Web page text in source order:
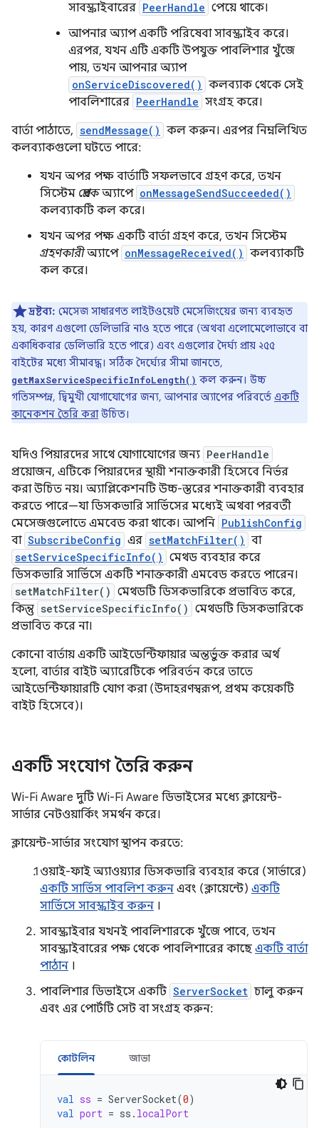
সাবস্ক্রাইবারের PeerHandle পেয়ে থাকে।
আপনার অ্যাপ একটি পরিষেবা সাবস্ক্রাইব করে।
এরপর, যখন এটি একটি উপযুক্ত পাবলিশার খুঁজে
পায়, তখন আপনার অ্যাপ
onServiceDiscovered() কলব্যাক থেকে সেই
পাবলিশারের PeerHandle সংগ্রহ করে।
বার্তা পাঠাতে, sendMessage() কল করুন। এরপর নিম্নলিখিত
কলব্যাকগুলো ঘটতে পারে:
যখন অপর পক্ষ বার্তাটি সফলভাবে গ্রহণ করে, তখন
সিস্টেম প্রেরকঅ্যাপে onMessageSendSucceeded()
কলব্যাকটি কল করে।
যখন অপর পক্ষ একটি বার্তা গ্রহণ করে, তখন সিস্টেম
গ্রহণকারীঅ্যাপে onMessageReceived() কলব্যাকটি
কল করে।
দ্রষ্টব্য: মেসেজ সাধারণত লাইটওয়েট মেসেজিংয়ের জন্য ব্যবহৃত
হয়, কারণ এগুলো ডেলিভারি নাও হতে পারে (অথবা এলোমেলোভাবে বা
একাধিকবার ডেলিভারি হতে পারে) এবং এগুলোর দৈর্ঘ্য প্রায় ২৫৫
বাইটের মধ্যে সীমাবদ্ধ। সঠিক দৈর্ঘ্যের সীমা জানতে,
getMaxServiceSpecificInfoLength() কল করুন। উচ্চ
গতিসম্পন্ন, দ্বিমুখী যোগাযোগের জন্য, আপনার অ্যাপের পরিবর্তে একটি
কানেকশন তৈরি করাউচিত।
যদিও পিয়ারদের সাথে যোগাযোগের জন্য PeerHandle
প্রয়োজন, এটিকে পিয়ারদের স্থায়ী শনাক্তকারী হিসেবে নির্ভর
করা উচিত নয়। অ্যাপ্লিকেশনটি উচ্চ-স্তরের শনাক্তকারী ব্যবহার
করতে পারে—যা ডিসকভারি সার্ভিসের মধ্যেই অথবা পরবর্তী
মেসেজগুলোতে এমবেড করা থাকে। আপনি PublishConfig
বা SubscribeConfig এর setMatchFilter() বা
setServiceSpecificInfo() মেথড ব্যবহার করে
ডিসকভারি সার্ভিসে একটি শনাক্তকারী এমবেড করতে পারেন।
setMatchFilter() মেথডটি ডিসকভারিকে প্রভাবিত করে,
কিন্তু setServiceSpecificInfo() মেথডটি ডিসকভারিকে
প্রভাবিত করে না।
কোনো বার্তায় একটি আইডেন্টিফায়ার অন্তর্ভুক্ত করার অর্থ
হলো, বার্তার বাইট অ্যারেটিকে পরিবর্তন করে তাতে
আইডেন্টিফায়ারটি যোগ করা (উদাহরণস্বরূপ, প্রথম কয়েকটি
বাইট হিসেবে)।
একটি সংযোগ তৈরি করুন
Wi-Fi Aware দুটি Wi-Fi Aware ডিভাইসের মধ্যে ক্লায়েন্ট-
সার্ভার নেটওয়ার্কিং সমর্থন করে।
ক্লায়েন্ট-সার্ভার সংযোগ স্থাপন করতে:
ওয়াই-ফাই অ্যাওয়্যার ডিসকভারি ব্যবহার করে (সার্ভারে)
একটি সার্ভিস পাবলিশ করুন এবং (ক্লায়েন্টে) একটি
সার্ভিসে সাবস্ক্রাইব করুন ।
সাবস্ক্রাইবার যখনই পাবলিশারকে খুঁজে পাবে, তখন
সাবস্ক্রাইবারের পক্ষ থেকে পাবলিশারের কাছে একটি বার্তা
পাঠান ।
পাবলিশার ডিভাইসে একটি ServerSocket চালু করুন
এবং এর পোর্টটি সেট বা সংগ্রহ করুন:
কোটলিন জাভা
val ss = ServerSocket(0)
val port = ss . localPort